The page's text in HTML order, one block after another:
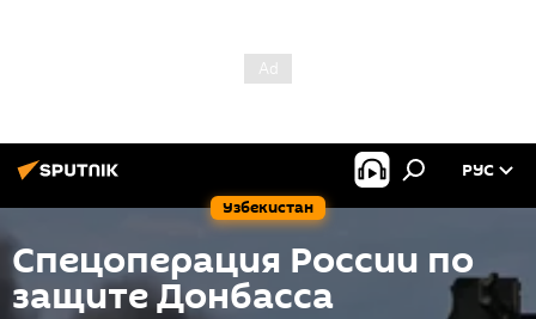
Узбекистан
РУС
Спецоперация России по
защите Донбасса